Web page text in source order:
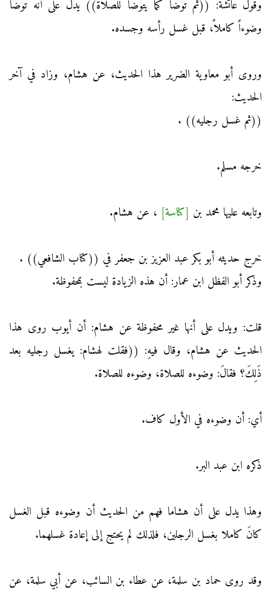
وقول عائشة: ((ثم توضأ كما يتوضأ للصلاة)) يدل على أنه توضأ
وضوءاً كاملاً، قبل غسل رأسه وجسده.
وروى أبو معاوية الضرير هذا الحديث، عن هشام، وزاد في آخر
الحديث:
((ثم غسل رجليه)) .
خرجه مسلم.
وتابعه عليها محمد بن [كناسة] ، عن هشام.
خرج حديثه أبو بكر عبد العزيز بن جعفر في ((كتاب الشافعي)) .
وذكر أبو الفظل ابن عمار: أن هذه الزيادة ليست بمحفوظة.
قلت: ويدل على أنها غير محفوظة عن هشام: أن أيوب روى هذا
الحديث عن هشام، وقال فيهِ: ((فقلت لهشام: يغسل رجليه بعد
ذَلِكَ؟ فقالَ: وضوءه للصلاة، وضوءه للصلاة.
أي: أن وضوءه في الأول كاف.
ذكره ابن عبد البر.
وهذا يدل على أن هشاما فهم من الحديث أن وضوءه قبل الغسل
كانَ كاملا بغسل الرجلين، فلذلك لم يحتج إلى إعادة غسلهما.
وقد روى حماد بن سلمة، عن عطاء بن السائب، عن أبي سلمة، عن